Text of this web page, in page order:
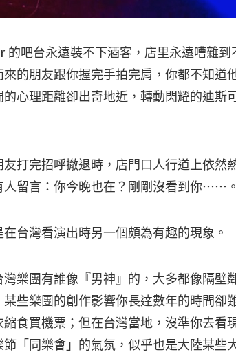
的吧台永遠裝不下酒客，店里永遠嘈雜到
的朋友跟你握完手拍完肩，你都不知道
心理距離卻出奇地近，轉動閃耀的迪斯
打完招呼撤退時，店門口人行道上依然
人留言：你今晚也在？剛剛沒看到你⋯⋯。
台灣看演出時另一個頗為有趣的現象。
樂團有誰像『男神』的，大多都像隔壁
些樂團的創作影響你長達數年的時間卻
食買機票；但在台灣當地，沒準你去看
「同樂會」的氣氛，似乎也是大陸某些